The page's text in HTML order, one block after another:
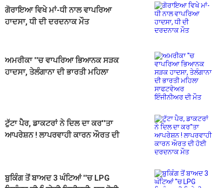
ਗੋਰਾਇਆ ਵਿਖੇ ਮਾਂ-ਧੀ ਨਾਲ ਵਾਪਰਿਆ
ਹਾਦਸਾ, ਧੀ ਦੀ ਦਰਦਨਾਕ ਮੌਤ
ਅਮਰੀਕਾ ''ਚ ਵਾਪਰਿਆ ਭਿਆਨਕ ਸੜਕ
ਹਾਦਸਾ, ਤੇਲੰਗਾਨਾ ਦੀ ਭਾਰਤੀ ਮਹਿਲਾ
ਟੁੱਟਾ ਪੈਰ, ਡਾਕਟਰਾਂ ਨੇ ਦਿਲ ਦਾ ਕਰ''ਤਾ
ਆਪਰੇਸ਼ਨ ! ਲਾਪਰਵਾਹੀ ਕਾਰਨ ਔਰਤ ਦੀ
ਬੁਕਿੰਗ ਤੋਂ ਬਾਅਦ 3 ਘੰਟਿਆਂ ''ਚ LPG